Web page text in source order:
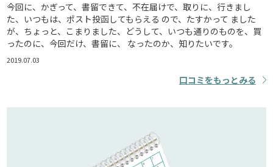
今回に、かぎって、書留できて、不在届けで、取りに、行きまし
た、いつもは、ポスト投函してもらえる ので、たすかって ました
が、ちょっと、こまりました、どうして、いつも通りのものを、買
ったのに、今回だけ、書留に、 なったのか、知りたいです。
2019.07.03
口コミをもっとみる